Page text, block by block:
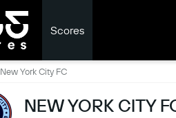
Scores
New York City FC
NEW YORK CITY